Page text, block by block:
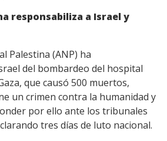
responsabiliza a Israel y
Palestina (ANP) ha
del bombardeo del hospital
que causó 500 muertos,
un crimen contra la humanidad y
por ello ante los tribunales
tres días de luto nacional.